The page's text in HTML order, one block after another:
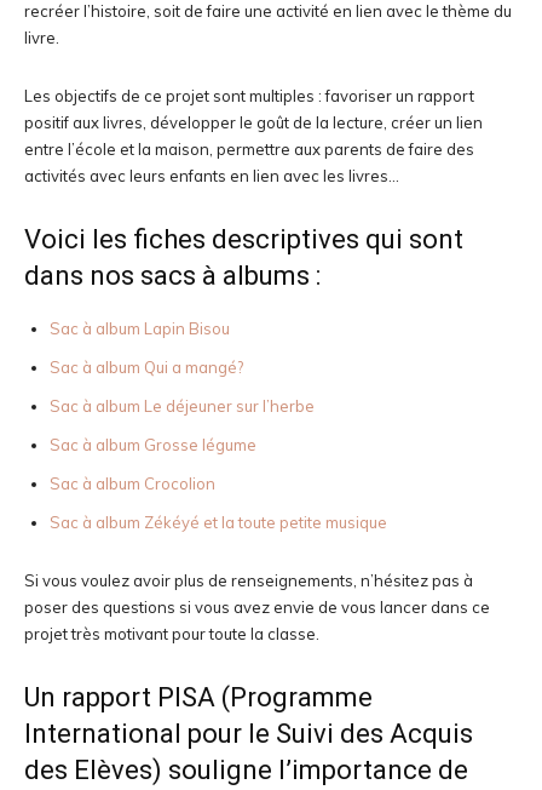
recréer l’histoire, soit de faire une activité en lien avec le thème du
livre.
Les objectifs de ce projet sont multiples : favoriser un rapport
positif aux livres, développer le goût de la lecture, créer un lien
entre l’école et la maison, permettre aux parents de faire des
activités avec leurs enfants en lien avec les livres…
Voici les fiches descriptives qui sont
dans nos sacs à albums :
Sac à album Lapin Bisou
Sac à album Qui a mangé?
Sac à album Le déjeuner sur l’herbe
Sac à album Grosse légume
Sac à album Crocolion
Sac à album Zékéyé et la toute petite musique
Si vous voulez avoir plus de renseignements, n’hésitez pas à
poser des questions si vous avez envie de vous lancer dans ce
projet très motivant pour toute la classe.
Un rapport PISA (Programme
International pour le Suivi des Acquis
des Elèves) souligne l’importance de